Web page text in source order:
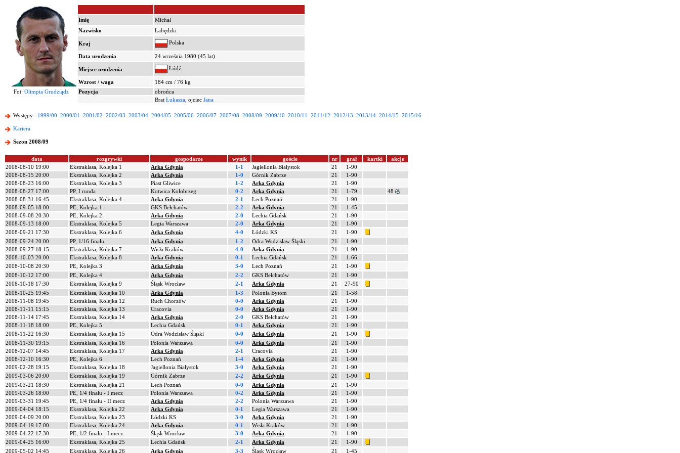
Imię
Michał
Nazwisko
Łabędzki
Kraj Polska
Data urodzenia 24 września 1980 (45 lat)
Miejsce urodzenia Łódź
Wzrost / waga
184 cm / 76 kg
Fot: Olimpia Grudziądz Pozycja
obrońca
Brat Łukasza , ojciec Jana
Występy: 1999/00 2000/01 2001/02 2002/03 2003/04 2004/05 2005/06 2006/07 2007/08 2008/09 2009/10 2010/11 2011/12 2012/13 2013/14 2014/15 2015/16
Kariera
Sezon 2008/09
data rozgrywki gospodarze wynik goście nr grał kartki
akcje
2008-08-10 19:00
Ekstraklasa, Kolejka 1 Arka Gdynia 1-1 Jagiellonia Białystok 21
1-90
2008-08-15 20:00
Ekstraklasa, Kolejka 2 Arka Gdynia 1-0 Górnik Zabrze 21
1-90
2008-08-23 16:00
Ekstraklasa, Kolejka 3 Piast Gliwice 1-2 Arka Gdynia 21
1-90
2008-08-27 17:00
PP, I runda Kotwica Kołobrzeg 0-2 Arka Gdynia 21 1-79
48
2008-08-31 16:45
Ekstraklasa, Kolejka 4 Arka Gdynia 2-1 Lech Poznań 21
1-90
2008-09-05 18:00
PE, Kolejka 1 GKS Bełchatów 2-2 Arka Gdynia 21
1-45
2008-09-08 20:30
PE, Kolejka 2 Arka Gdynia 2-0 Lechia Gdańsk 21
1-90
2008-09-13 18:00
Ekstraklasa, Kolejka 5 Legia Warszawa 2-0 Arka Gdynia 21
1-90
2008-09-21 17:30
Ekstraklasa, Kolejka 6 Arka Gdynia 4-0 Łódzki KS 21
1-90
2008-09-24 20:00
PP, 1/16 finału Arka Gdynia 1-2 Odra Wodzisław Śląski 21
1-90
2008-09-27 18:15
Ekstraklasa, Kolejka 7 Wisła Kraków 4-0 Arka Gdynia 21
1-90
2008-10-03 20:00
Ekstraklasa, Kolejka 8 Arka Gdynia 0-1 Lechia Gdańsk 21
1-66
2008-10-08 20:30
PE, Kolejka 3 Arka Gdynia 3-0 Lech Poznań 21
1-90
2008-10-12 17:00
PE, Kolejka 4 Arka Gdynia 2-2 GKS Bełchatów 21
1-90
2008-10-18 17:30
Ekstraklasa, Kolejka 9 Śląsk Wrocław 2-1 Arka Gdynia 21
27-90
2008-10-25 19:45
Ekstraklasa, Kolejka 10 Arka Gdynia 1-3 Polonia Bytom 21
1-58
2008-11-08 19:45
Ekstraklasa, Kolejka 12 Ruch Chorzów 0-0 Arka Gdynia 21
1-90
2008-11-11 15:15
Ekstraklasa, Kolejka 13 Cracovia 0-0 Arka Gdynia 21
1-90
2008-11-14 17:45
Ekstraklasa, Kolejka 14 Arka Gdynia 2-0 GKS Bełchatów 21
1-90
2008-11-18 18:00
PE, Kolejka 5 Lechia Gdańsk 0-1 Arka Gdynia 21
1-90
2008-11-22 16:30
Ekstraklasa, Kolejka 15 Odra Wodzisław Śląski 0-0 Arka Gdynia 21
1-90
2008-11-30 19:15
Ekstraklasa, Kolejka 16 Polonia Warszawa 0-0 Arka Gdynia 21
1-90
2008-12-07 14:45
Ekstraklasa, Kolejka 17 Arka Gdynia 2-1 Cracovia 21
1-90
2008-12-10 16:30
PE, Kolejka 6 Lech Poznań 1-4 Arka Gdynia 21
1-90
2009-02-28 19:15
Ekstraklasa, Kolejka 18 Jagiellonia Białystok 3-0 Arka Gdynia 21
1-90
2009-03-06 20:00
Ekstraklasa, Kolejka 19 Górnik Zabrze 2-2 Arka Gdynia 21
1-90
2009-03-21 18:30
Ekstraklasa, Kolejka 21 Lech Poznań 0-0 Arka Gdynia 21
1-90
2009-03-26 18:00
PE, 1/4 finału - I mecz Polonia Warszawa 0-2 Arka Gdynia 21
1-90
2009-03-31 19:45
PE, 1/4 finału - II mecz Arka Gdynia 2-2 Polonia Warszawa 21
1-90
2009-04-04 18:15
Ekstraklasa, Kolejka 22 Arka Gdynia 0-1 Legia Warszawa 21
1-90
2009-04-09 20:00
Ekstraklasa, Kolejka 23 Łódzki KS 3-0 Arka Gdynia 21
1-90
2009-04-19 17:00
Ekstraklasa, Kolejka 24 Arka Gdynia 0-1 Wisła Kraków 21
1-90
2009-04-22 17:30
PE, 1/2 finału - I mecz Śląsk Wrocław 3-0 Arka Gdynia 21
1-90
2009-04-25 16:00
Ekstraklasa, Kolejka 25 Lechia Gdańsk 2-1 Arka Gdynia 21
1-90
2009-05-02 14:45
Ekstraklasa, Kolejka 26 Arka Gdynia 3-3 Śląsk Wrocław 21 1-45